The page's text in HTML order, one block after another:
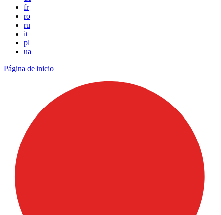
fr
ro
ru
it
pl
ua
Página de inicio